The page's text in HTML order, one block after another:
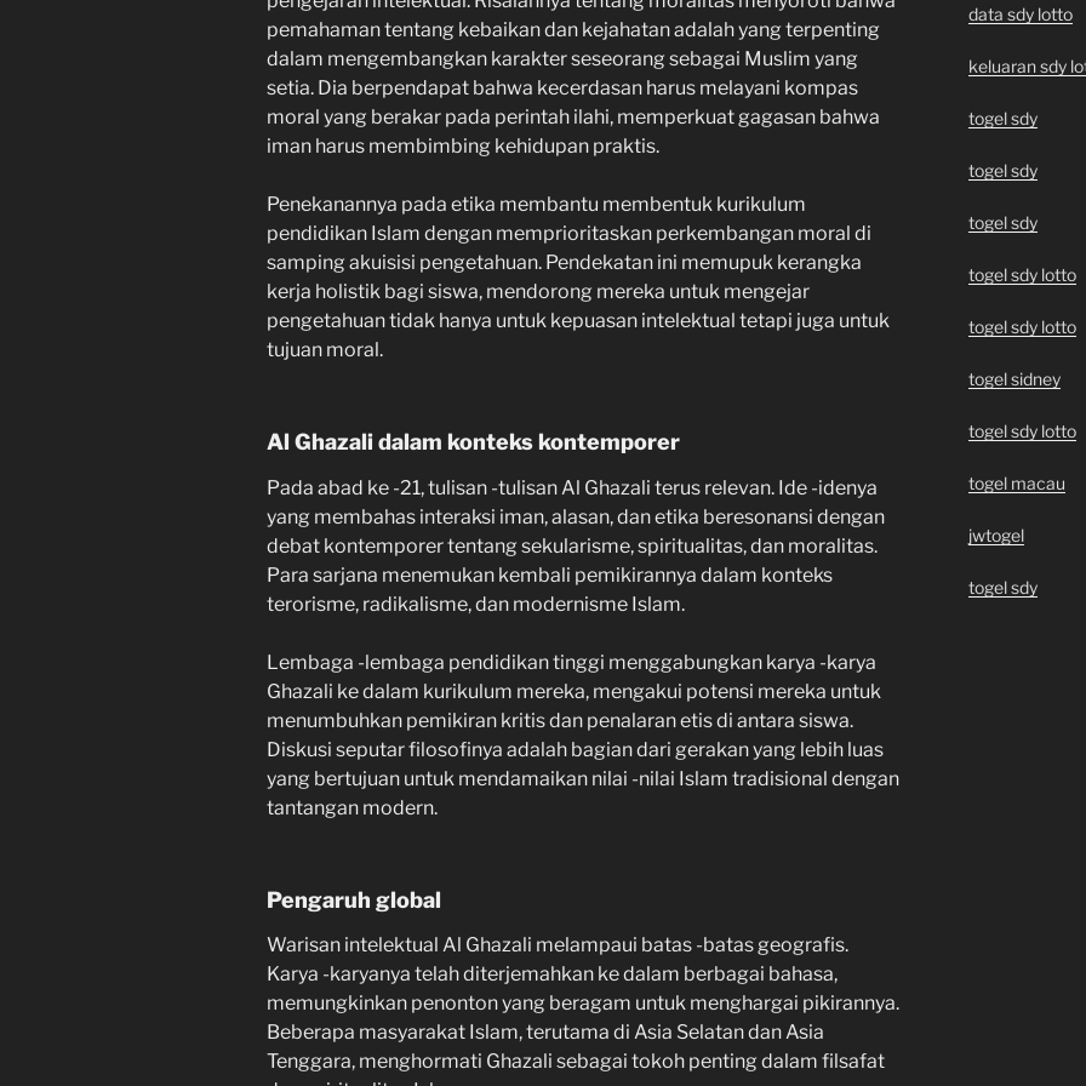
pemahaman tentang kebaikan dan kejahatan adalah yang terpenting
dalam mengembangkan karakter seseorang sebagai Muslim yang
setia. Dia berpendapat bahwa kecerdasan harus melayani kompas
moral yang berakar pada perintah ilahi, memperkuat gagasan bahwa
iman harus membimbing kehidupan praktis.
Penekanannya pada etika membantu membentuk kurikulum
pendidikan Islam dengan memprioritaskan perkembangan moral di
samping akuisisi pengetahuan. Pendekatan ini memupuk kerangka
kerja holistik bagi siswa, mendorong mereka untuk mengejar
pengetahuan tidak hanya untuk kepuasan intelektual tetapi juga untuk
tujuan moral.
Al Ghazali dalam konteks kontemporer
Pada abad ke -21, tulisan -tulisan Al Ghazali terus relevan. Ide -idenya
yang membahas interaksi iman, alasan, dan etika beresonansi dengan
debat kontemporer tentang sekularisme, spiritualitas, dan moralitas.
Para sarjana menemukan kembali pemikirannya dalam konteks
terorisme, radikalisme, dan modernisme Islam.
Lembaga -lembaga pendidikan tinggi menggabungkan karya -karya
Ghazali ke dalam kurikulum mereka, mengakui potensi mereka untuk
menumbuhkan pemikiran kritis dan penalaran etis di antara siswa.
Diskusi seputar filosofinya adalah bagian dari gerakan yang lebih luas
yang bertujuan untuk mendamaikan nilai -nilai Islam tradisional dengan
tantangan modern.
Pengaruh global
Warisan intelektual Al Ghazali melampaui batas -batas geografis.
Karya -karyanya telah diterjemahkan ke dalam berbagai bahasa,
memungkinkan penonton yang beragam untuk menghargai pikirannya.
Beberapa masyarakat Islam, terutama di Asia Selatan dan Asia
Tenggara, menghormati Ghazali sebagai tokoh penting dalam filsafat
data sdy lotto
keluaran sdy
togel sdy
togel sdy
togel sdy
togel sdy lotto
togel sdy lotto
togel sidney
togel sdy lotto
togel macau
jwtogel
togel sdy